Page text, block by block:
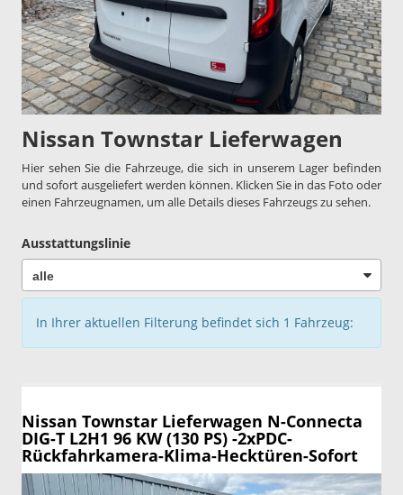
Nissan Townstar Lieferwagen
Hier sehen Sie die Fahrzeuge, die sich in unserem Lager befinden
und sofort ausgeliefert werden können. Klicken Sie in das Foto oder
einen Fahrzeugnamen, um alle Details dieses Fahrzeugs zu sehen.
Ausstattungslinie
In Ihrer aktuellen Filterung befindet sich 1 Fahrzeug:
Nissan Townstar Lieferwagen N-Connecta
DIG-T L2H1 96 KW (130 PS) -2xPDC-
Rückfahrkamera-Klima-Hecktüren-Sofort